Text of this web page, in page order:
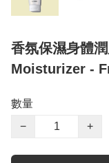
香氛保濕身體
Moisturizer -
數量
−
+